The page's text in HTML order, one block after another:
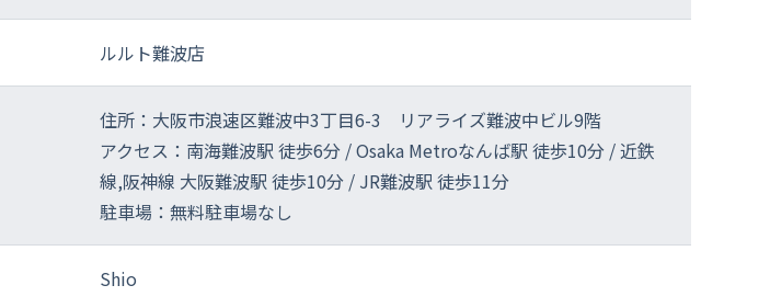
ルルト難波店
住所：大阪市浪速区難波中3丁目6-3 リアライズ難波中ビル9階
アクセス：南海難波駅 徒歩6分 / Osaka Metroなんば駅 徒歩10分 / 近鉄
線,阪神線 大阪難波駅 徒歩10分 / JR難波駅 徒歩11分
駐車場：無料駐車場なし
Shio